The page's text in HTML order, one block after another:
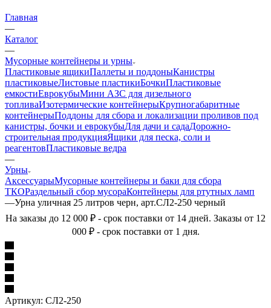
Главная
—
Каталог
—
Мусорные контейнеры и урны
Пластиковые ящикиПаллеты и поддоныКанистры
пластиковыеЛистовые пластикиБочкиПластиковые
емкостиЕврокубыМини АЗС для дизельного
топливаИзотермические контейнерыКрупногабаритные
контейнерыПоддоны для сбора и локализации проливов под
канистры, бочки и еврокубыДля дачи и садаДорожно-
строительная продукцияЯщики для песка, соли и
реагентовПластиковые ведра
—
Урны
АксессуарыМусорные контейнеры и баки для сбора
ТКОРаздельный сбор мусораКонтейнеры для ртутных ламп
—Урна уличная 25 литров черн, арт.СЛ2-250 черный
На заказы до 12 000 ₽ - срок поставки от 14 дней. Заказы от 12
000 ₽ - срок поставки от 1 дня.
Артикул: СЛ2-250